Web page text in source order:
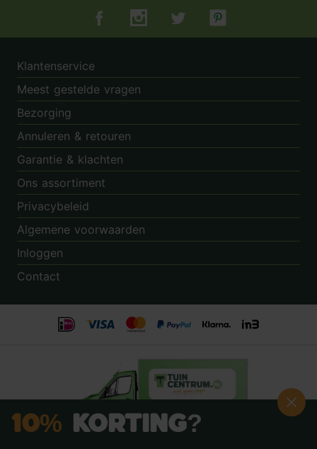
Tuincentrum.nl op Facebook
Tuincentrum.nl op Instagram
Tuincentrum.nl op Twitter
Tuincentrum.nl op
Klantenservice
Meest gestelde vragen
Bezorging
Annuleren & retouren
Garantie & klachten
Ons assortiment
Privacybeleid
Algemene voorwaarden
Inloggen
Contact
10% Korting?